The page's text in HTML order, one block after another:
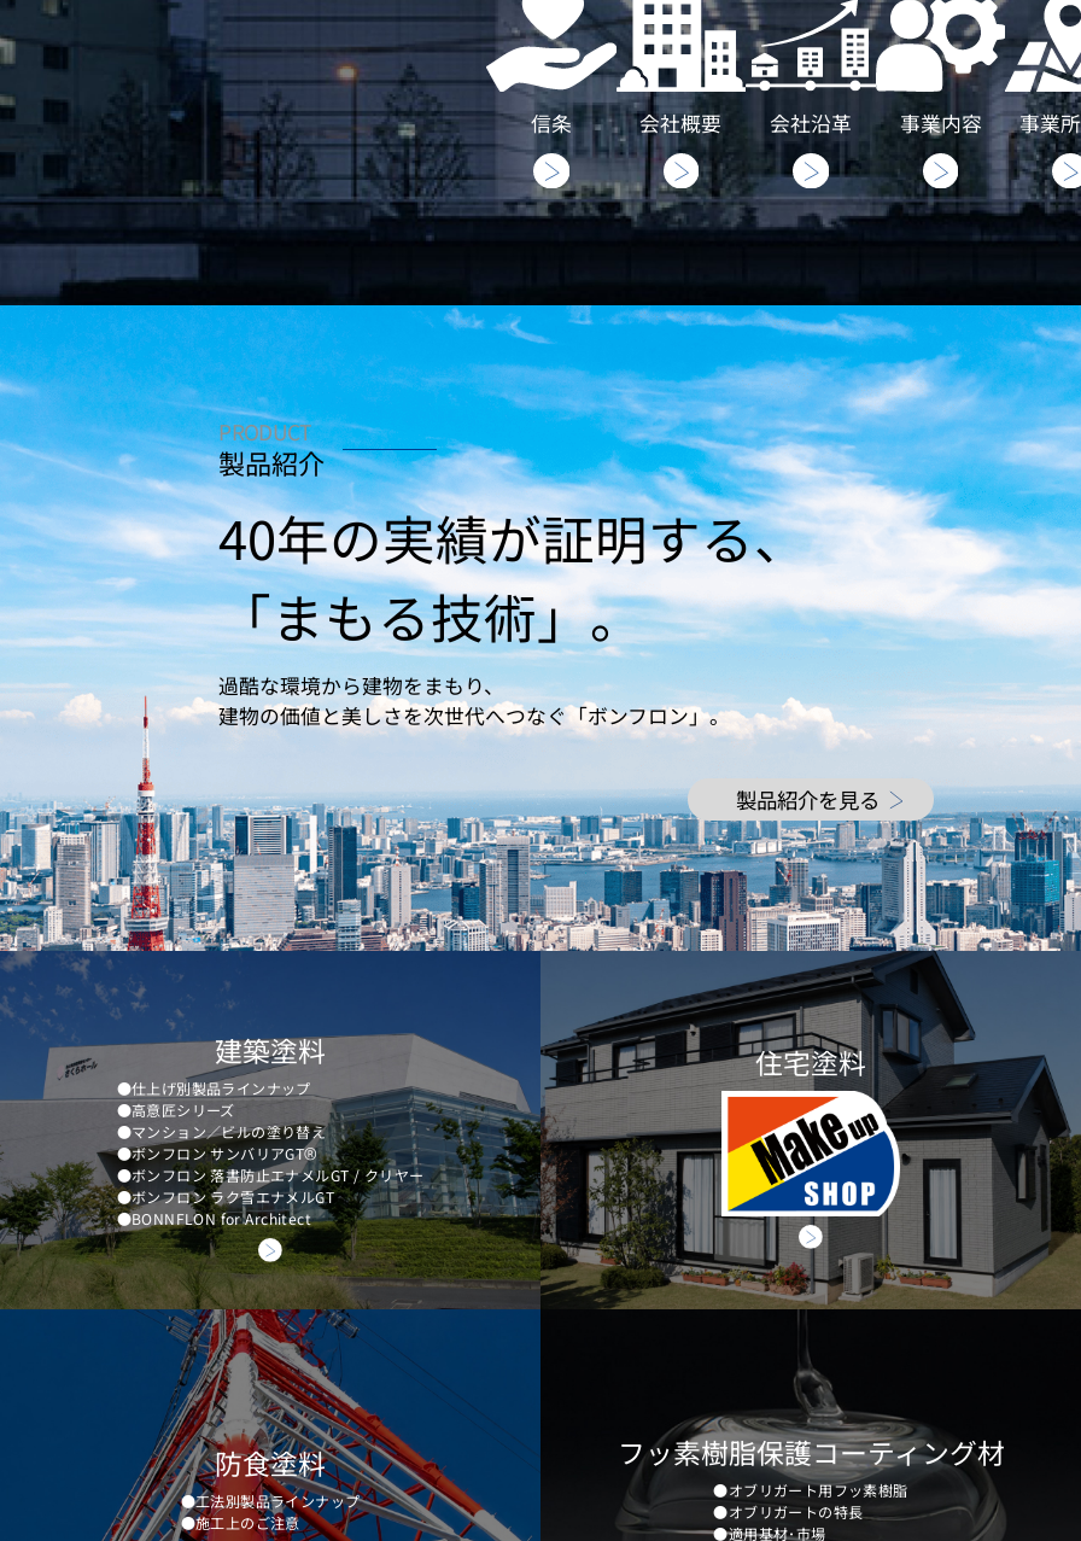
信条 会社概要 会社沿革 事業内容 事業
PRODUCT
製品紹介
40年の実績が証明する、
「まもる技術」。
過酷な環境から建物をまもり、
建物の価値と美しさを次世代へつなぐ「ボンフロン」。
製品紹介を見る
建築塗料
●仕上げ別製品ラインナップ
●高意匠シリーズ
●マンション／ビルの塗り替え
●ボンフロン サンバリアGT®
●ボンフロン 落書防止エナメルGT / クリヤー
●ボンフロン ラク雪エナメルGT
●BONNFLON for Architect
住宅塗料
防食塗料
●工法別製品ラインナップ
●施工上のご注意
フッ素樹脂保護コーティング材
●オブリガート用フッ素樹脂
●オブリガートの特長
●適用基材･市場